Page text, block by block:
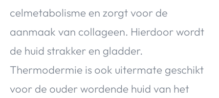
celmetabolisme en zorgt voor de
aanmaak van collageen. Hierdoor wordt
de huid strakker en gladder.
Thermodermie is ook uitermate geschikt
voor de ouder wordende huid van het